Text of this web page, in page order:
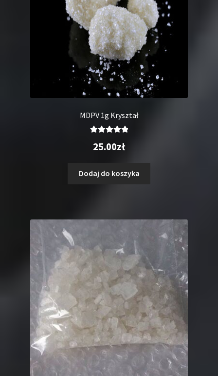
MDPV 1g Kryształ
5.00na 5
25.00zł
Dodaj do koszyka